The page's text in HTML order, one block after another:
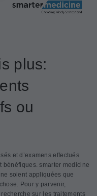
plus:
ou
et d’examens effectués
bénéfiques. smarter medicine
soient appliquées que
Pour y parvenir,
sur les traitements